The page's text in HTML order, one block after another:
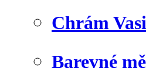
Chrám
Barevné